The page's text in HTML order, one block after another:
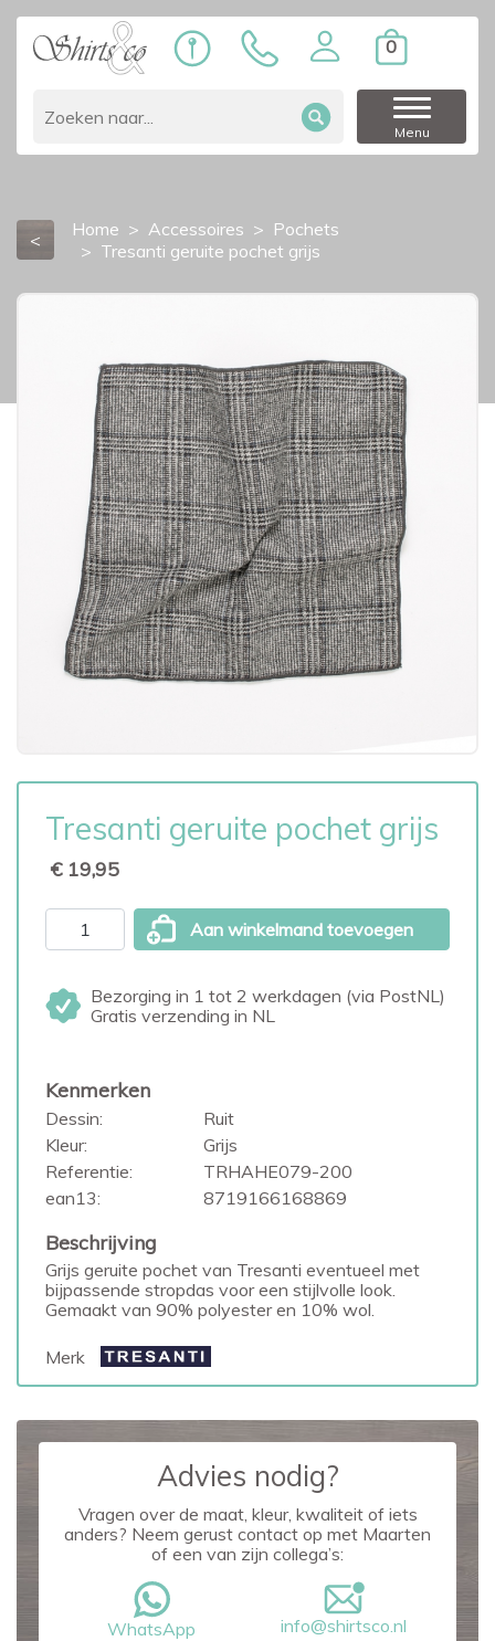
0
Menu
< Home Accessoires
Pochets
Tresanti geruite pochet grijs
Tresanti geruite pochet grijs
€ 19,95
Aan winkelmand toevoegen
Bezorging in 1 tot 2 werkdagen (via PostNL)
Gratis verzending in NL
Kenmerken
Dessin:
Ruit
Kleur:
Grijs
Referentie:
TRHAHE079-200
ean13:
8719166168869
Beschrijving
Grijs geruite pochet van Tresanti eventueel met
bijpassende stropdas voor een stijlvolle look.
Gemaakt van 90% polyester en 10% wol.
Merk
Advies nodig?
Vragen over de maat, kleur, kwaliteit of iets
anders? Neem gerust contact op met Maarten
of een van zijn collega’s:
WhatsApp info@shirtsco.nl